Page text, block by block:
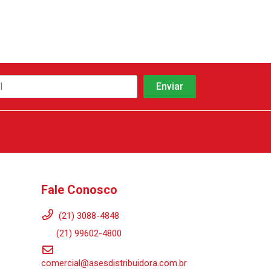
Fale Conosco
(21) 3088-4848
(21) 99602-4800
comercial@asesdistribuidora.com.br